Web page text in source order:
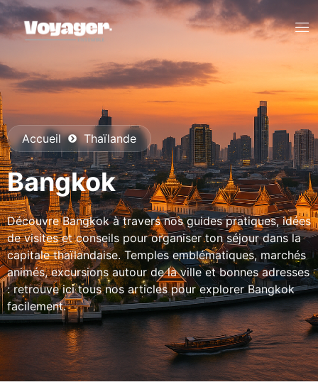
Accueil Thaïlande
Bangkok
Découvre Bangkok à travers nos guides pratiques, idées
de visites et conseils pour organiser ton séjour dans la
capitale thaïlandaise. Temples emblématiques, marchés
animés, excursions autour de la ville et bonnes adresses
: retrouve ici tous nos articles pour explorer Bangkok
facilement.